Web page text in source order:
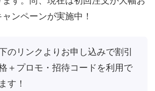
ンペーンが実施中！
のリンクよりお申し込みで割引
＋プロモ・招待コードを利用で
す！